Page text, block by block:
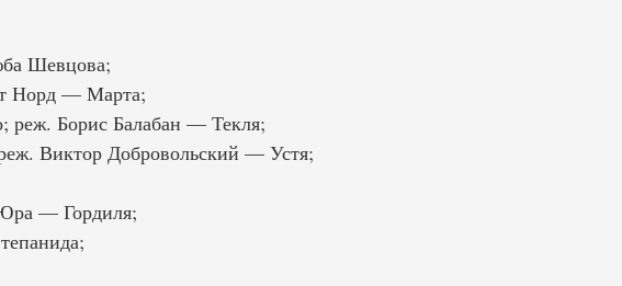
Шевцова;
Норд — Марта;
реж. Борис Балабан — Текля;
Виктор Добровольский — Устя;
— Гордиля;